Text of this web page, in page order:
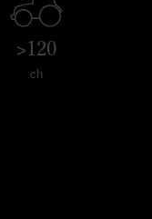
>120
ch